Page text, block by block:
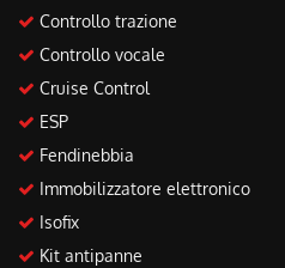
Controllo trazione
Controllo vocale
Cruise Control
ESP
Fendinebbia
Immobilizzatore elettronico
Isofix
Kit antipanne